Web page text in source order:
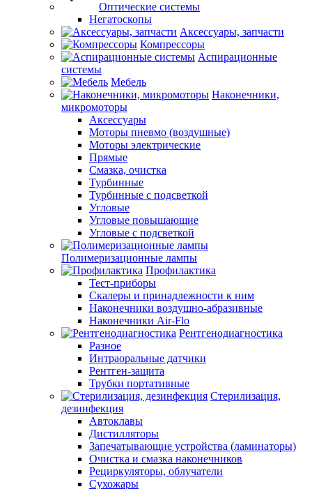
Оптические системы
Негатоскопы
Аксессуары, запчасти
Компрессоры
Аспирационные
системы
Мебель
Наконечники,
микромоторы
Аксессуары
Моторы пневмо (воздушные)
Моторы электрические
Прямые
Смазка, очистка
Турбинные
Турбинные с подсветкой
Угловые
Угловые повышающие
Угловые с подсветкой
Полимеризационные лампы
Профилактика
Тест-приборы
Скалеры и принадлежности к ним
Наконечники воздушно-абразивные
Наконечники Air-Flo
Рентгенодиагностика
Разное
Интраоральные датчики
Рентген-защита
Трубки портативные
Стерилизация,
дезинфекция
Автоклавы
Дистилляторы
Запечатывающие устройства (ламинаторы)
Очистка и смазка наконечников
Рециркуляторы, облучатели
Сухожары